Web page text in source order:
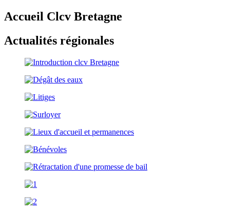
Accueil Clcv Bretagne
Actualités régionales